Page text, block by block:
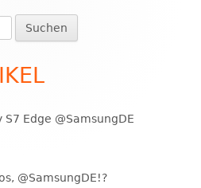
Edge @SamsungDE
@SamsungDE!?